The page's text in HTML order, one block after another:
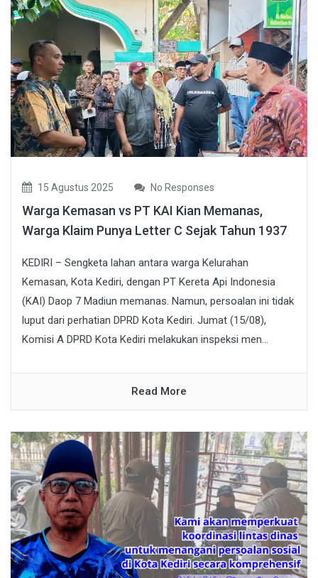
15 Agustus 2025 No Responses
Warga Kemasan vs PT KAI Kian Memanas,
Warga Klaim Punya Letter C Sejak Tahun 1937
KEDIRI – Sengketa lahan antara warga Kelurahan
Kemasan, Kota Kediri, dengan PT Kereta Api Indonesia
(KAI) Daop 7 Madiun memanas. Namun, persoalan ini tidak
luput dari perhatian DPRD Kota Kediri. Jumat (15/08),
Komisi A DPRD Kota Kediri melakukan inspeksi men...
Read More